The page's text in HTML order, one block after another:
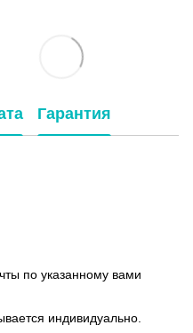
Гарантия
по указанному вами
индивидуально.